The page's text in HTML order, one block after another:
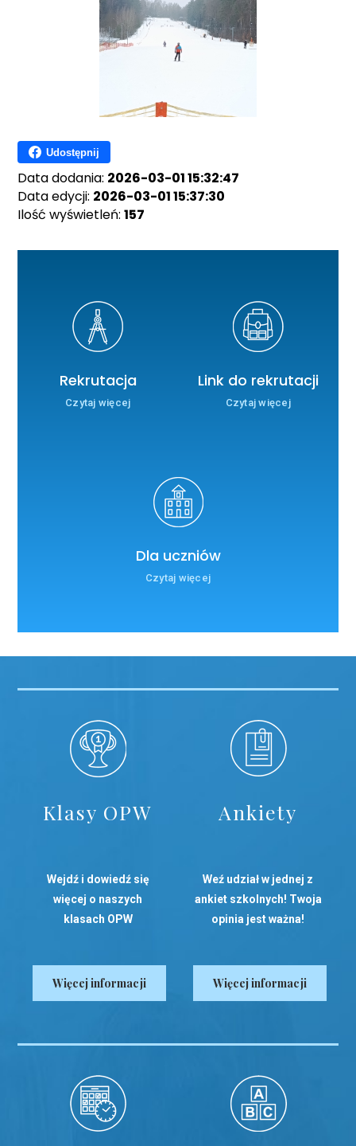
Udostępnij
Data dodania: 2026-03-01 15:32:47
Data edycji: 2026-03-01 15:37:30
Ilość wyświetleń:157
Rekrutacja
Czytaj więcej
Link do rekrutacji
Czytaj więcej
Dla uczniów
Czytaj więcej
Klasy OPW
Wejdź i dowiedź się
więcej o naszych
klasach OPW
Więcej informacji
Ankiety
Weź udział w jednej z
ankiet szkolnych! Twoja
opinia jest ważna!
Więcej informacji